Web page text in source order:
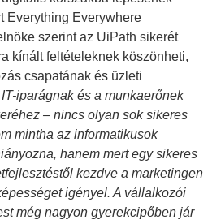
Everything Everywhere
szerint az UiPath sikerét
kínált feltételeknek köszönheti,
csapatának és üzleti
IT-iparágnak és a munkaerőnek
– nincs olyan sok sikeres
mintha az informatikusok
hanem mert egy sikeres
kezdve a marketingen
igényel. A vállalkozói
még nagyon gyerekcipőben jár